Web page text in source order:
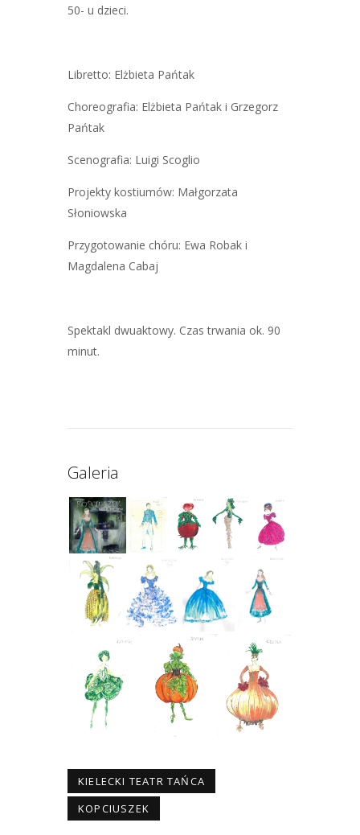
50- u dzieci.
Libretto: Elżbieta Pańtak
Choreografia: Elżbieta Pańtak i Grzegorz
Pańtak
Scenografia: Luigi Scoglio
Projekty kostiumów: Małgorzata
Słoniowska
Przygotowanie chóru: Ewa Robak i
Magdalena Cabaj
Spektakl dwuaktowy. Czas trwania ok. 90
minut.
Galeria
KIELECKI TEATR TAŃCA
KOPCIUSZEK